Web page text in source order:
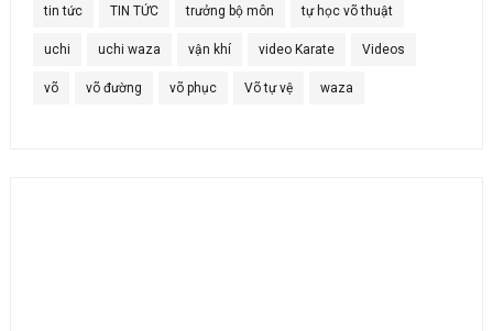
tin tức TIN TỨC trưởng bộ môn tự học võ thuật
uchi uchi waza vận khí video Karate Videos
võ võ đường võ phục Võ tự vệ waza